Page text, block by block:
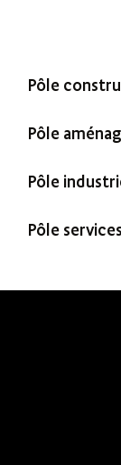
Pôle
Trecobat
Mureno
Pôle
Amenatys
Pôle
Murébois
Pôle services